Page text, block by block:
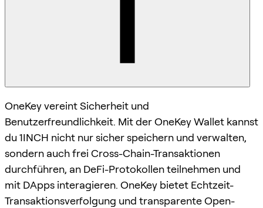
OneKey vereint Sicherheit und
Benutzerfreundlichkeit. Mit der OneKey Wallet kannst
du 1INCH nicht nur sicher speichern und verwalten,
sondern auch frei Cross-Chain-Transaktionen
durchführen, an DeFi-Protokollen teilnehmen und
mit DApps interagieren. OneKey bietet Echtzeit-
Transaktionsverfolgung und transparente Open-